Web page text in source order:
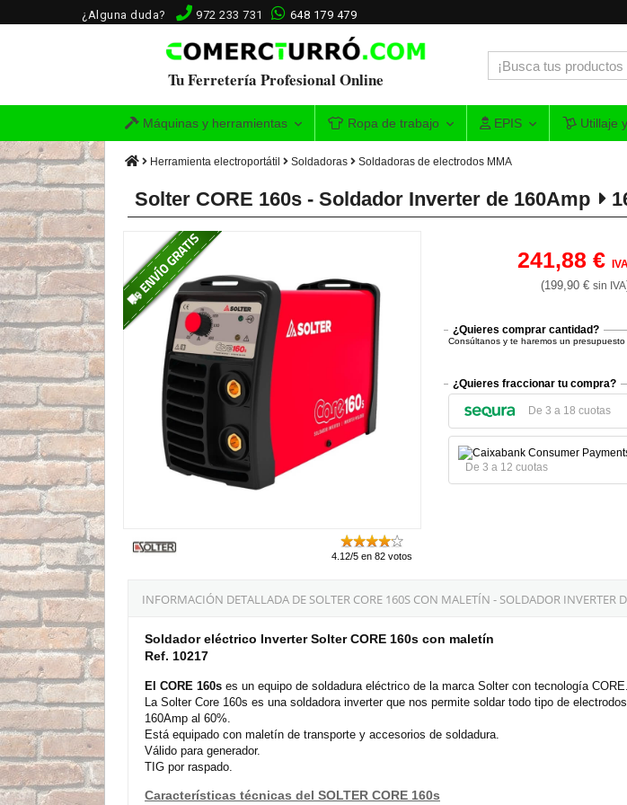
¿Alguna duda? 972 233 731 648 179 479
Tu Ferretería Profesional Online
Máquinas y herramientas Ropa de trabajo EPIS Utillaje
Herramienta electroportátil Soldadoras Soldadoras de electrodos MMA
Solter CORE 160s - Soldador Inverter de 160Amp
4.12/5 en 82 votos
241,88 €
(199,90 € sin IVA
¿Quieres comprar cantidad?
Consúltanos y te haremos un presupuesto
¿Quieres fraccionar tu compra?
De 3 a 18 cuotas
De 3 a 12 cuotas
INFORMACIÓN DETALLADA DE SOLTER CORE 160S CON MALETÍN - SOLDADOR INVERTER
Soldador eléctrico Inverter Solter CORE 160s con maletín
Ref. 10217
El CORE 160s es un equipo de soldadura eléctrico de la marca Solter con tecnología CORE.
La Solter Core 160s es una soldadora inverter que nos permite soldar todo tipo de
160Amp al 60%.
Está equipado con maletín de transporte y accesorios de soldadura.
Válido para generador.
TIG por raspado.
Características técnicas del SOLTER CORE 160s